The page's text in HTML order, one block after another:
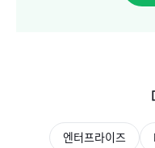
엔터프라이즈